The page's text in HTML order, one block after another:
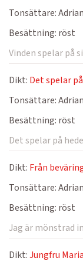
Tonsättare:
Besättning: röst
Vinden spelar på
Dikt: Det spelar
Tonsättare:
Besättning: röst
Det spelar på
Dikt: Från
Tonsättare:
Besättning: röst
Jag är mönstrad
Dikt:Jungfru Maria